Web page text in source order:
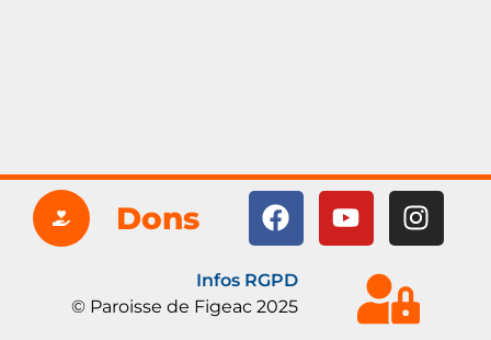
Dons
Infos RGPD
© Paroisse de Figeac 2025